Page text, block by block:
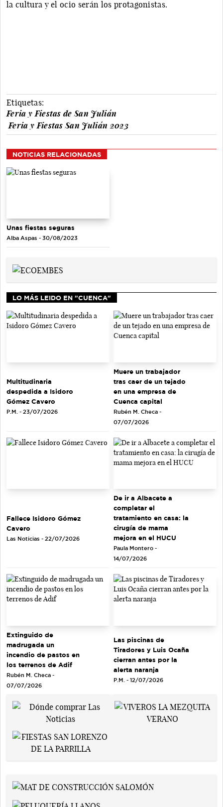
la cultura y el ocio serán los protagonistas.
Etiquetas:
Feria y Fiestas de San Julián
Feria y Fiestas San Julián 2023
NOTICIAS RELACIONADAS
Unas fiestas seguras
Alba Aspas - 30/08/2023
LO MÁS LEIDO EN "CUENCA"
Multitudinaria
despedida a Isidoro
Gómez Cavero
P.M. - 23/07/2026
Muere un trabajador
tras caer de un tejado
en una empresa de
Cuenca capital
Rubén M. Checa -
07/07/2026
Fallece Isidoro Gómez
Cavero
Las Noticias - 22/07/2026
De ir a Albacete a
completar el
tratamiento en casa: la
cirugía de mama
mejora en el HUCU
Paula Montero -
14/07/2026
Extinguido de
madrugada un
incendio de pastos en
los terrenos de Adif
Rubén M. Checa -
07/07/2026
Las piscinas de
Tiradores y Luis Ocaña
cierran antes por la
alerta naranja
P.M. - 12/07/2026